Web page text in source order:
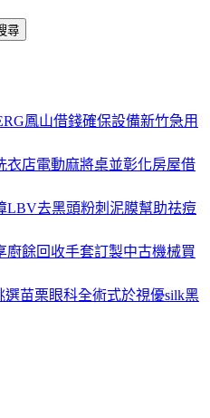
尋
鳳山借錢確保設備新竹急用
衣店電動麻將桌並彰化房屋借
LBV去黑頭粉刺泥膜幫助祛痘
廚餘回收手套訂製中古機械買
選苗栗眼科全術式於視優silk黑